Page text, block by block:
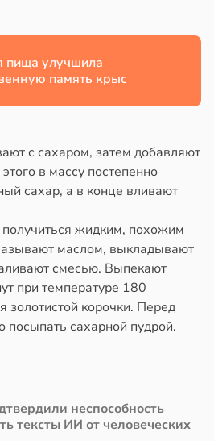
пища улучшила
память крыс
с сахаром, затем добавляют
в массу постепенно
сахар, а в конце вливают
получиться жидким, похожим
маслом, выкладывают
смесью. Выпекают
при температуре 180
золотистой корочки. Перед
посыпать сахарной пудрой.
неспособность
тексты ИИ от человеческих